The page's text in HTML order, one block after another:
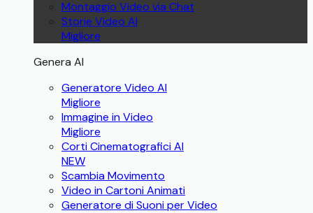
Montaggio Video via Chat
Storie Video AI
Migliore
Genera AI
Generatore Video AI
Migliore
Immagine in Video
Migliore
Corti Cinematografici AI
NEW
Scambia Movimento
Video in Cartoni Animati
Generatore di Suoni per Video